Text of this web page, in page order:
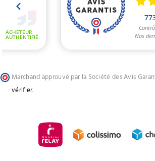
Marchand approuvé par la Société des Avis
vérifier.